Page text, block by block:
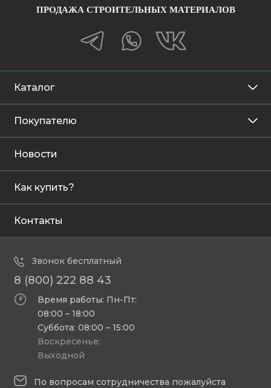
ПРОДАЖА СТРОИТЕЛЬНЫХ МАТЕРИАЛОВ
Каталог
Покупателю
Новости
Как купить?
Контакты
Звонок бесплатный
8 (800) 222 88 43
Время работы: Пн-Пт:
08:00 – 18:00
Суббота: 08:00 – 15:00
Воскресенье:
Выходной
По вопросам сотрудничества пожалуйста